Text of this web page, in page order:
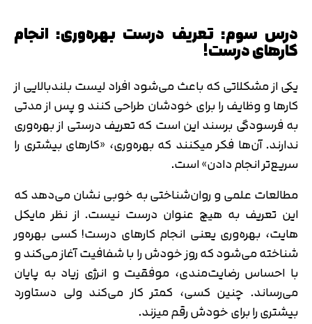
درس سوم: تعریف درست بهره‌وری: انجام
کارهای درست!
یکی از مشکلاتی که باعث می‌شود افراد لیست بلندبالایی از
کارها و وظایف را برای خودشان طراحی کنند و پس از مدتی
به فرسودگی برسند این است که تعریف درستی از بهره‌وری
ندارند. آن‌ها فکر می‎کنند که بهره‌وری، «کارهای بیشتری را
سریع‌تر انجام دادن» است.
مطالعات علمی و روان‌شناختی به خوبی نشان می‌دهد که
این تعریف به هیچ عنوان درست نیست. از نظر مایکل
هایت، بهره‌وری یعنی انجام کارهای درست! کسی بهره‌ور
شناخته می‌شود که روز خودش را با شفافیت آغاز می‌کند و
با احساس رضایت‌مندی، موفقیت و انرژی زیاد به پایان
می‌رساند. چنین کسی، کمتر کار می‌کند ولی دستاورد
بیشتری را برای خودش رقم می‎زند.